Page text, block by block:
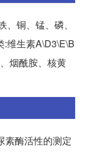
铜、锰、磷、
:维生素A\D3\E\B
烟酰胺、核黄
素酶活性的测定